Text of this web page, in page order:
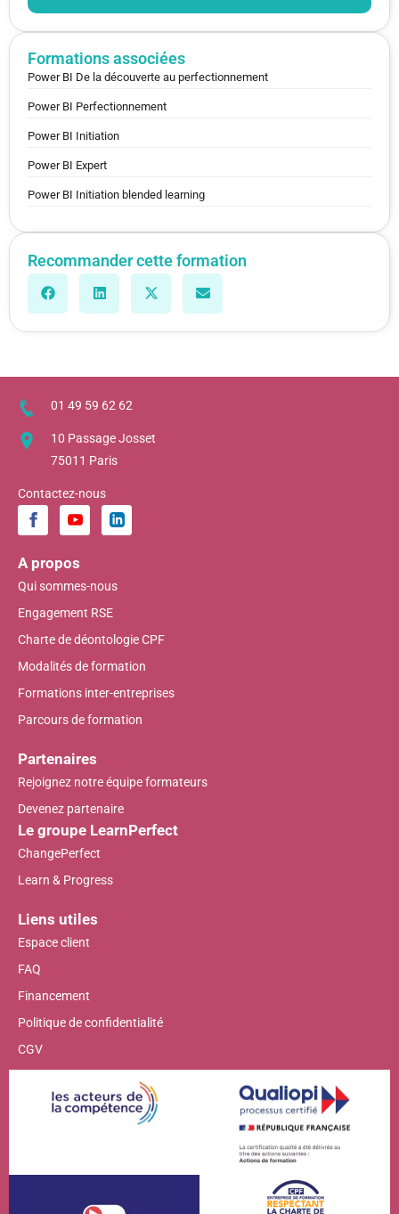
Formations associées
Power BI De la découverte au perfectionnement
Power BI Perfectionnement
Power BI Initiation
Power BI Expert
Power BI Initiation blended learning
Recommander cette formation
01 49 59 62 62
10 Passage Josset
75011 Paris
Contactez-nous
A propos
Qui sommes-nous
Engagement RSE
Charte de déontologie CPF
Modalités de formation
Formations inter-entreprises
Parcours de formation
Partenaires
Rejoignez notre équipe formateurs
Devenez partenaire
Le groupe LearnPerfect
ChangePerfect
Learn & Progress
Liens utiles
Espace client
FAQ
Financement
Politique de confidentialité
CGV